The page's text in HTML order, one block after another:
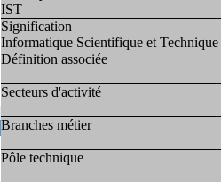
IST
Signification
Informatique Scientifique et Technique
Définition associée
Secteurs d'activité
Branches métier
Pôle technique